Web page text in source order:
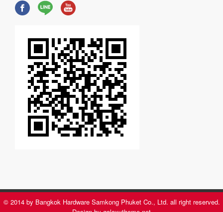
© 2014 by Bangkok Hardware Samkong Phuket Co., Ltd. all right reserved.